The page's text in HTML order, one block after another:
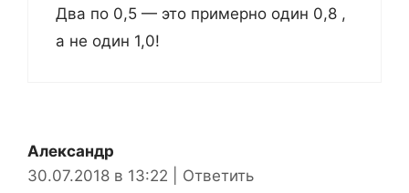
Два по 0,5 — это примерно один 0,8 ,
а не один 1,0!
Александр
30.07.2018 в 13:22
Ответить